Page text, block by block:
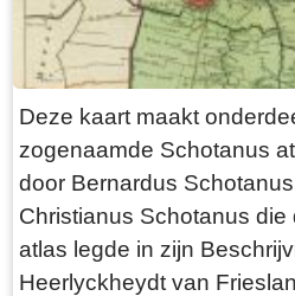
Deze kaart maakt
zogenaamde Schotanus
door Bernardus
Christianus Schotanus
atlas legde in zijn
Heerlyckheydt van